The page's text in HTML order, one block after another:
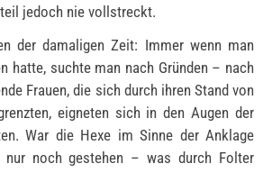
jedoch nie vollstreckt.
der damaligen Zeit: Immer wenn man
hatte, suchte man nach Gründen – nach
Frauen, die sich durch ihren Stand von
eigneten sich in den Augen der
War die Hexe im Sinne der Anklage
nur noch gestehen – was durch Folter